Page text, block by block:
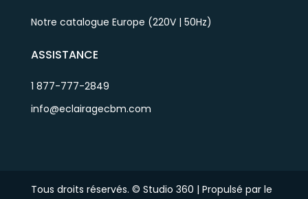
Notre catalogue Europe (220V | 50Hz)
ASSISTANCE
1 877-777-2849
info@eclairagecbm.com
Tous droits réservés. © Studio 360 | Propulsé par le